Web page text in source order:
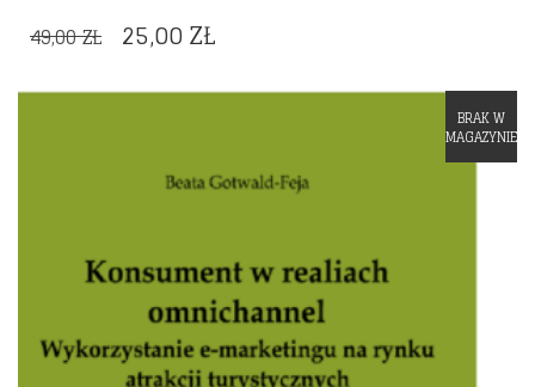
49,00ZŁ ORIGINAL
WAS:
25,00ZŁCURRENT
IS:
BRAK W
MAGAZYNIE